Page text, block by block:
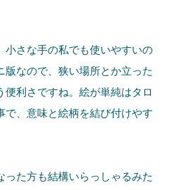
小さな手の私でも使いやすいの
版なので、狭い場所とか立った
便利さですね。絵が単純はタロ
で、意味と絵柄を結び付けやす
った方も結構いらっしゃるみた